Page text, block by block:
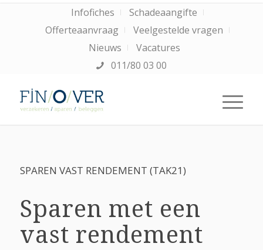
Infofiches
Schadeaangifte
Offerteaanvraag
Veelgestelde vragen
Nieuws
Vacatures
011/80 03 00
SPAREN VAST RENDEMENT (TAK21)
Sparen met een
vast rendement